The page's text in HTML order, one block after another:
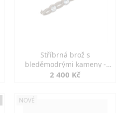
Stříbrná brož s
bleděmodrými kameny -
jemná elegance
2 400 Kč
NOVÉ